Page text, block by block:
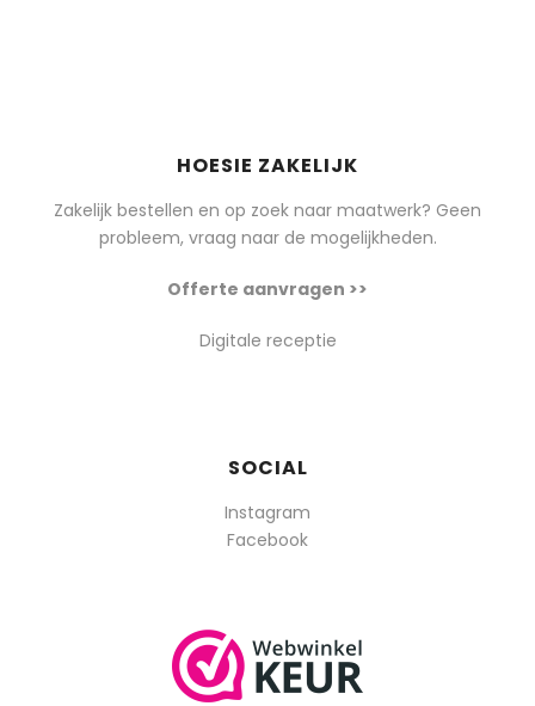
HOESIE ZAKELIJK
Zakelijk bestellen en op zoek naar maatwerk? Geen
probleem, vraag naar de mogelijkheden.
Offerte aanvragen >>
Digitale receptie
SOCIAL
Instagram
Facebook